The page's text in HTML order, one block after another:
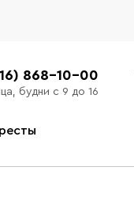
868-10-00
будни с 9 до 16